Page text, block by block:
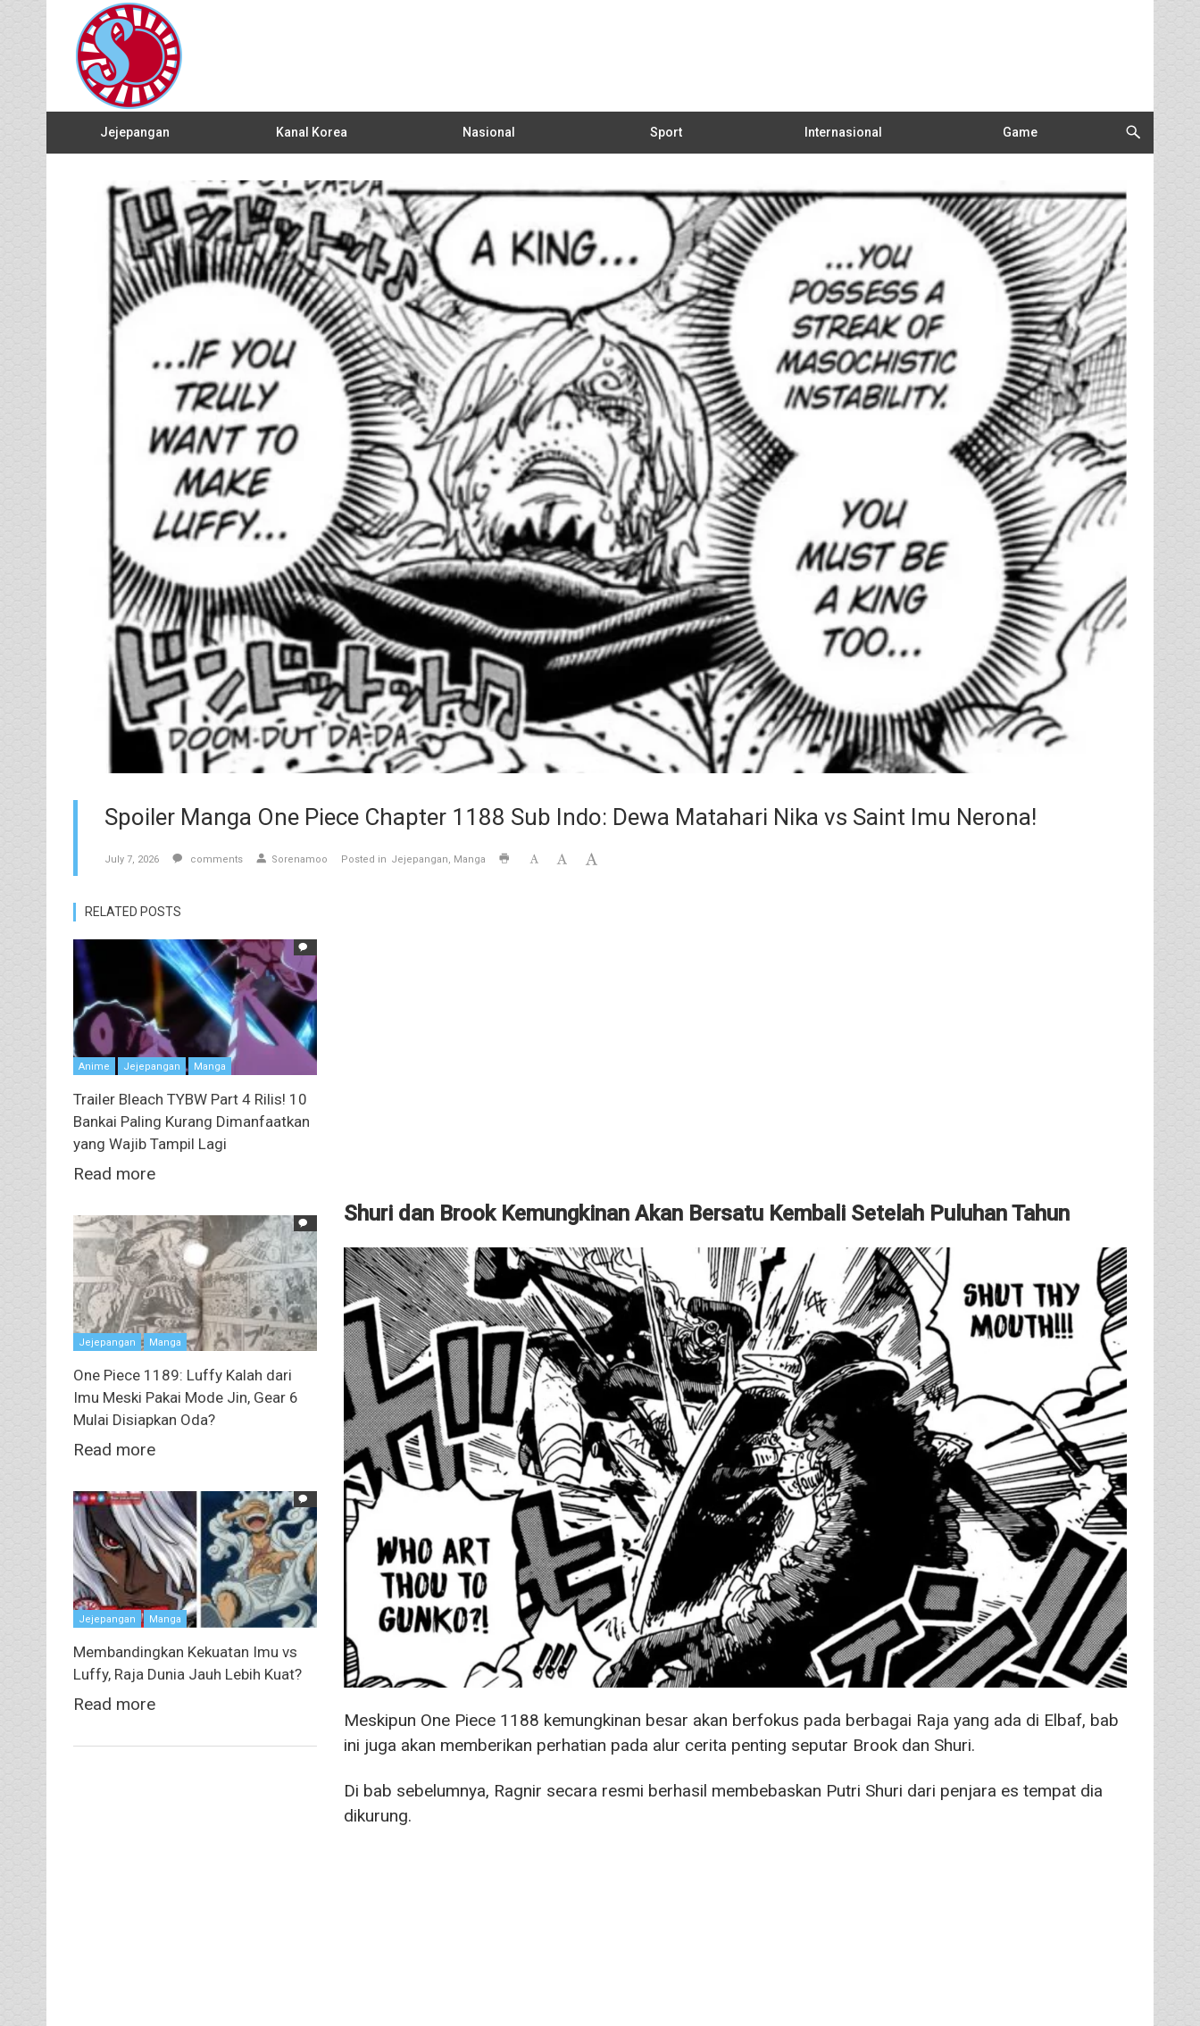
Jejepangan Kanal Korea Nasional Sport Internasional Game
Spoiler Manga One Piece Chapter 1188 Sub Indo: Dewa Matahari Nika vs Saint Imu Nerona!
July 7, 2026 comments Sorenamoo Posted in Jejepangan Manga
Shuri dan Brook Kemungkinan Akan Bersatu Kembali Setelah Puluhan Tahun
Meskipun One Piece 1188 kemungkinan besar akan berfokus pada berbagai Raja yang ada di Elbaf, bab
ini juga akan memberikan perhatian pada alur cerita penting seputar Brook dan Shuri.
Di bab sebelumnya, Ragnir secara resmi berhasil membebaskan Putri Shuri dari penjara es tempat dia
dikurung.
RELATED POSTS
Anime Jejepangan Manga
Trailer Bleach TYBW Part 4 Rilis! 10
Bankai Paling Kurang Dimanfaatkan
yang Wajib Tampil Lagi
Read more
Jejepangan Manga
One Piece 1189: Luffy Kalah dari
Imu Meski Pakai Mode Jin, Gear 6
Mulai Disiapkan Oda?
Read more
Jejepangan Manga
Membandingkan Kekuatan Imu vs
Luffy, Raja Dunia Jauh Lebih Kuat?
Read more